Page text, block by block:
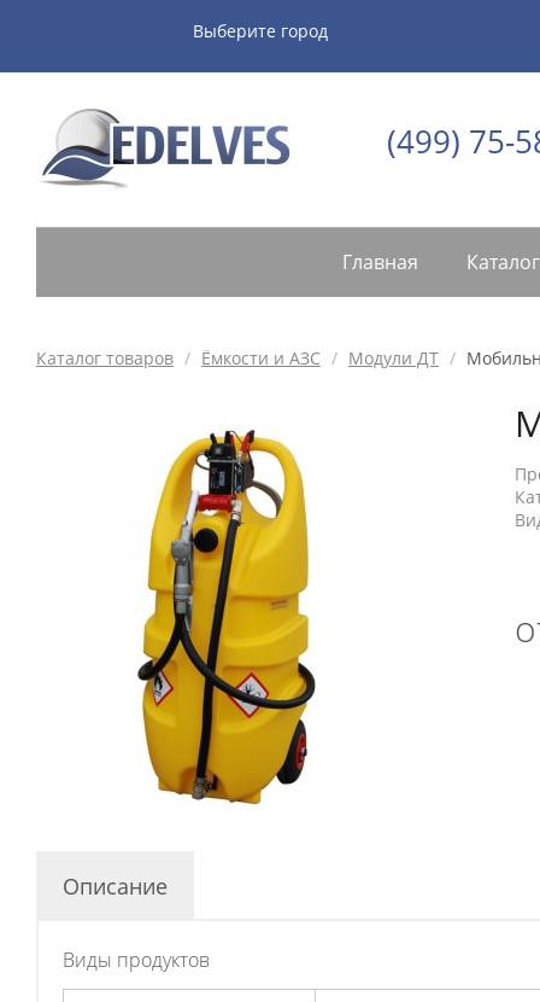
Выберите город
(499) 75-
Главная
Каталог товаров / Ёмкости и АЗС / Модули ДТ /
Описание
Виды продуктов